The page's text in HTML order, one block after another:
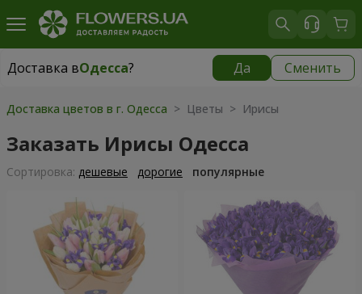
Доставка вОдесса? Да Сменить
Доставка вОдесса
Доставка цветов в г. Одесса > Цветы > Ирисы
Заказать Ирисы Одесса
Cортировка: дешевые дорогие популярные